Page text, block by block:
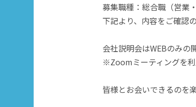
募集職種：総合職（営業
下記より、内容をご確認
会社説明会はWEBのみの
※Zoomミーティングを利
皆様とお会いできるのを